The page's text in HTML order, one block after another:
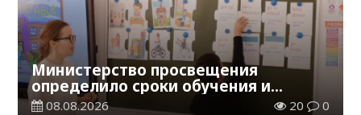
Министерство просвещения
определило сроки обучения и
каникул на 2026-2027 учебный год
08.08.2026 20 0